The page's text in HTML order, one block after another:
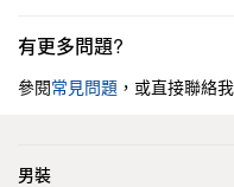
有更多問題?
參閱常見問題 ，或直接聯絡
男裝